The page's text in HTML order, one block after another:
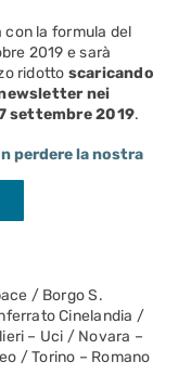
con la formula del
2019 e sarà
ridotto scaricando
nei
settembre 2019.
perdere la nostra
/ Borgo S.
Cinelandia /
– Uci / Novara –
/ Torino – Romano